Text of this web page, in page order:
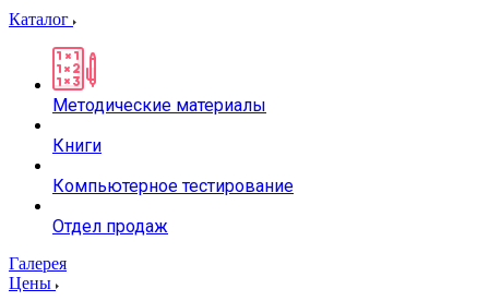
Каталог
Методические материалы
Книги
Компьютерное тестирование
Отдел продаж
Галерея
Цены